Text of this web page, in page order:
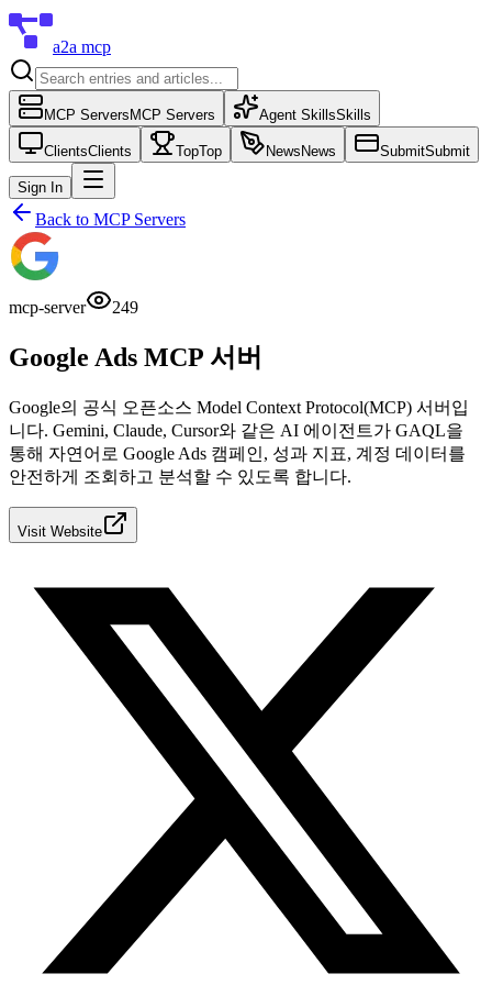
a2a mcp
MCP Servers MCP Servers Agent SkillsSkills
ClientsClients TopTop News News SubmitSubmit
Sign In
Back to MCP Servers
mcp-server 249
Google Ads MCP 서버
Google의 공식 오픈소스 Model Context Protocol(MCP) 서버입
니다. Gemini, Claude, Cursor와 같은 AI 에이전트가 GAQL을
통해 자연어로 Google Ads 캠페인, 성과 지표, 계정 데이터를
안전하게 조회하고 분석할 수 있도록 합니다.
Visit Website